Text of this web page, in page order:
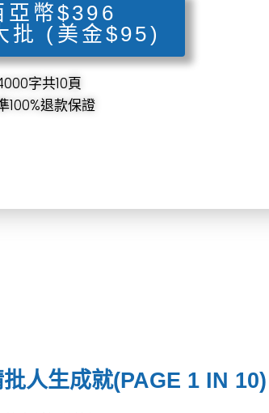
亞幣$396
批 (美金$95)
字共10頁
退款保證
人生成就(PAGE 1 IN 10)